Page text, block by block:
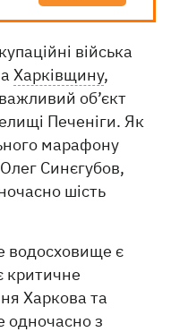
війська
Харківщину,
об’єкт
Печеніги. Як
марафону
Синєгубов,
шість
водосховище є
критичне
Харкова та
одночасно з